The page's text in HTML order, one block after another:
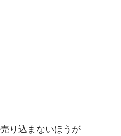
売り込まないほうが